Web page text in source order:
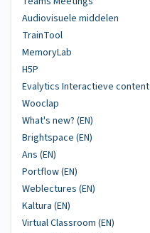
Audiovisuele middelen
TrainTool
MemoryLab
H5P
Evalytics Interactieve content
Wooclap
What's new? (EN)
Brightspace (EN)
Ans (EN)
Portflow (EN)
Weblectures (EN)
Kaltura (EN)
Virtual Classroom (EN)